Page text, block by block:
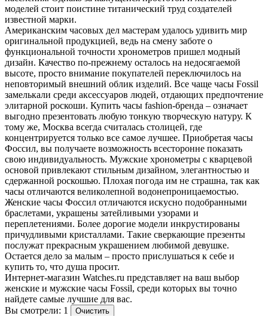
моделей стоит поистине титанический труд создателей
известной марки.
Американским часовых дел мастерам удалось удивить мир
оригинальной продукцией, ведь на смену заботе о
функциональной точности хронометров пришел модный
дизайн. Качество по-прежнему осталось на недосягаемой
высоте, просто внимание покупателей переключилось на
неповторимый внешний облик изделий. Все чаще часы Fossil
замелькали среди аксессуаров людей, отдающих предпочтение
элитарной роскоши. Купить часы fashion-бренда – означает
выгодно презентовать любую тонкую творческую натуру. К
тому же, Москва всегда считалась столицей, где
концентрируется только все самое лучшее. Приобретая часы
Фоссил, вы получаете возможность всесторонне показать
свою индивидуальность. Мужские хронометры с кварцевой
основой привлекают стильным дизайном, элегантностью и
сдержанной роскошью. Плохая погода им не страшна, так как
часы отличаются великолепной водонепроницаемостью.
Женские часы Фоссил отличаются искусно подобранными
браслетами, украшены затейливыми узорами и
переплетениями. Более дорогие модели инкрустированы
причудливыми кристаллами. Такие сверкающие презенты
послужат прекрасным украшением любимой девушке.
Остается дело за малым – просто прислушаться к себе и
купить то, что душа просит.
Интернет-магазин Watches.ru представляет на ваш выбор
женские и мужские часы Fossil, среди которых вы точно
найдете самые лучшие для вас.
Вы смотрели: 1
Очистить